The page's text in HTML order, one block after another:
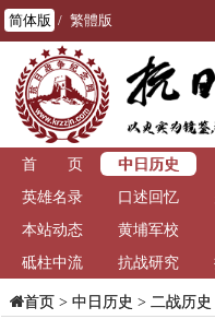
简体版 / 繁體版
首 页 中日历史
英雄名录
口述回忆
本站动态
黄埔军校
砥柱中流
抗战研究
首页> 中日历史 > 二战历史